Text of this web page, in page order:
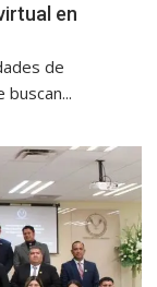
en
de